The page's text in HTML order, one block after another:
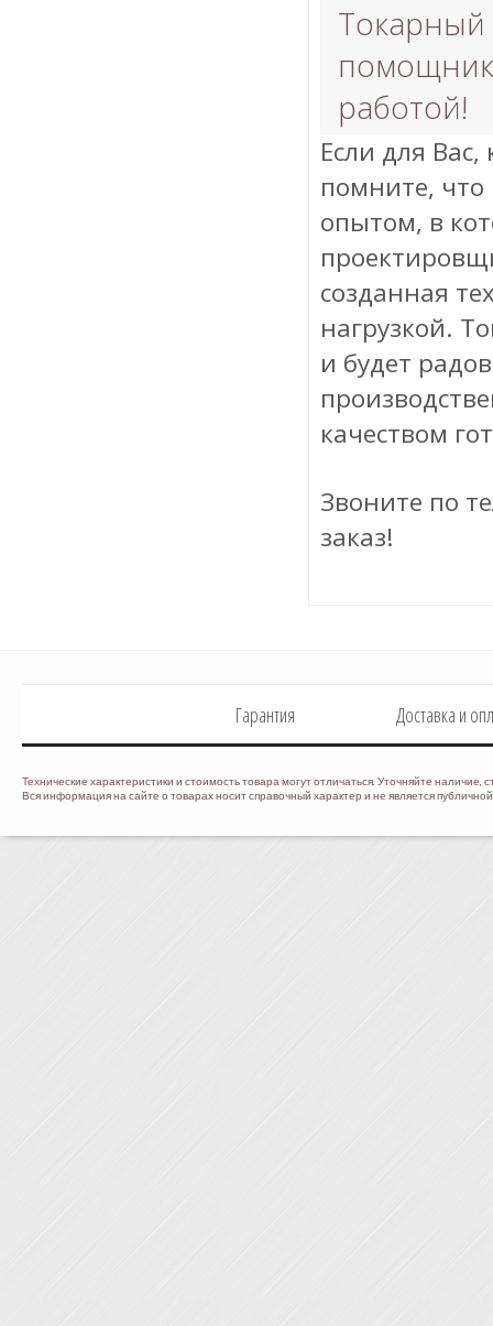
Токарный
работой!
Если для Вас,
помните,
опытом, в
созданная
нагрузкой.
и будет
качеством
Звоните по
заказ!
Гарантия Доставка и
Технические характеристики и стоимость товара могут отличаться. Уточняйте наличие,
Вся информация на сайте о товарах носит справочный характер и не является